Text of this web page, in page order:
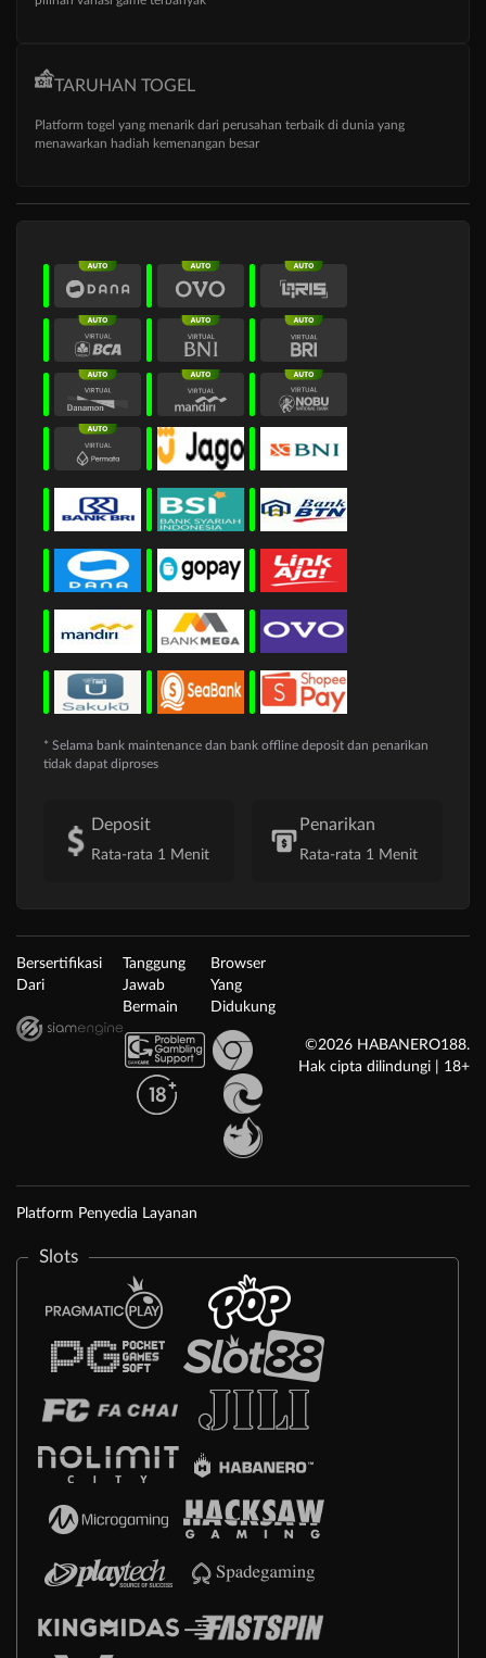
TARUHAN TOGEL
Platform togel yang menarik dari perusahan terbaik di dunia yang
menawarkan hadiah kemenangan besar
* Selama bank maintenance dan bank offline deposit dan penarikan
tidak dapat diproses
Deposit
Rata-rata 1 Menit
Penarikan
Rata-rata 1 Menit
Bersertifikasi
Dari
Tanggung
Jawab
Bermain
Browser
Yang
Didukung
©2026 HABANERO188.
Hak cipta dilindungi | 18+
Platform Penyedia Layanan
Slots